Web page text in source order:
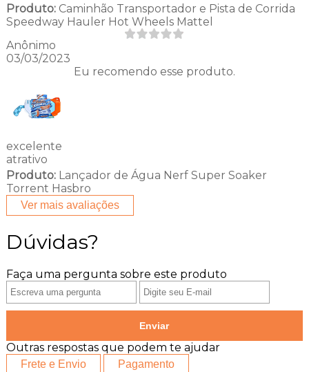
Produto:Caminhão Transportador e Pista de Corrida
Speedway Hauler Hot Wheels Mattel
Anônimo
03/03/2023
Eu recomendo esse produto.
excelente
atrativo
Produto:Lançador de Água Nerf Super Soaker
Torrent Hasbro
Ver mais avaliações
Dúvidas?
Faça uma pergunta sobre este produto
Enviar
Outras respostas que podem te ajudar
Frete e Envio
Pagamento